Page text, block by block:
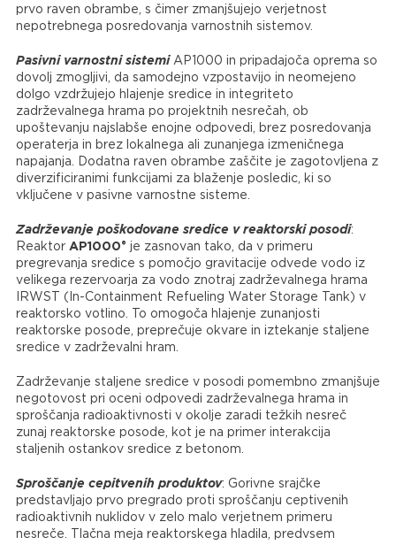
prvo raven obrambe, s čimer zmanjšujejo verjetnost
nepotrebnega posredovanja varnostnih sistemov.
Pasivni varnostni sistemiAP1000 in pripadajoča oprema so
dovolj zmogljivi, da samodejno vzpostavijo in neomejeno
dolgo vzdržujejo hlajenje sredice in integriteto
zadrževalnega hrama po projektnih nesrečah, ob
upoštevanju najslabše enojne odpovedi, brez posredovanja
operaterja in brez lokalnega ali zunanjega izmeničnega
napajanja. Dodatna raven obrambe zaščite je zagotovljena z
diverzificiranimi funkcijami za blaženje posledic, ki so
vključene v pasivne varnostne sisteme.
Zadrževanje poškodovane sredice v reaktorski posodi:
Reaktor AP1000® je zasnovan tako, da v primeru
pregrevanja sredice s pomočjo gravitacije odvede vodo iz
velikega rezervoarja za vodo znotraj zadrževalnega hrama
IRWST (In-Containment Refueling Water Storage Tank) v
reaktorsko votlino. To omogoča hlajenje zunanjosti
reaktorske posode, preprečuje okvare in iztekanje staljene
sredice v zadrževalni hram.
Zadrževanje staljene sredice v posodi pomembno zmanjšuje
negotovost pri oceni odpovedi zadrževalnega hrama in
sproščanja radioaktivnosti v okolje zaradi težkih nesreč
zunaj reaktorske posode, kot je na primer interakcija
staljenih ostankov sredice z betonom.
Sproščanje cepitvenih produktov: Gorivne srajčke
predstavljajo prvo pregrado proti sproščanju ceptivenih
radioaktivnih nuklidov v zelo malo verjetnem primeru
nesreče. Tlačna meja reaktorskega hladila, predvsem